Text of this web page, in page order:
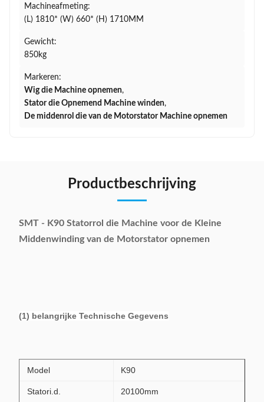
Machineafmeting:
(L) 1810* (W) 660* (H) 1710MM
Gewicht:
850kg
Markeren:
Wig die Machine opnemen,
Stator die Opnemend Machine winden,
De middenrol die van de Motorstator Machine opnemen
Productbeschrijving
SMT - K90 Statorrol die Machine voor de Kleine
Middenwinding van de Motorstator opnemen
(1) belangrijke Technische Gegevens
Model K90
Statori.d. 20100mm